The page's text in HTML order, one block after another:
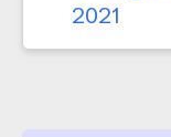
2021